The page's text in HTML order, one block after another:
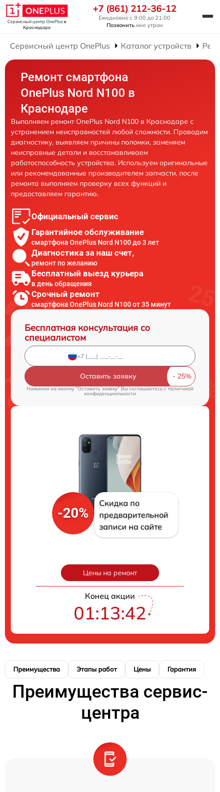
Сервисный центр OnePlusв
Краснодаре
+7 (861) 212-36-12
Ежедневно с 9:00 до 21:00
Позвонить мне утром
Сервисный центр OnePlus Каталог устройств
Ремонт смартфона
OnePlus Nord N100 в
Краснодаре
Выполняем ремонт OnePlus Nord N100 в Краснодаре с
устранением неисправностей любой сложности. Проводим
диагностику, выявляем причины поломки, заменяем
неисправные детали и восстанавливаем
работоспособность устройства. Используем оригинальные
или рекомендованные производителем запчасти, после
ремонта выполняем проверку всех функций и
предоставляем гарантию.
Официальный сервис
Гарантийное обслуживание
смартфона OnePlus Nord N100 до 3 лет
Диагностика за наш счет,
ремонт по желанию
Бесплатный выезд курьера
в день обращения
Срочный ремонт
смартфона OnePlus Nord N100 от 35 минут
Бесплатная консультация со
специалистом
Оставить заявку
Нажимая на кнопку "Оставить заявку" Вы соглашаетесь c политикой
конфиденциальности
-20%
Скидка по
предварительной
записи на сайте
Цены на ремонт
Конец акции
01:13:41
Преимущества Этапы работ Цены Гарантия
Преимущества сервис-
центра